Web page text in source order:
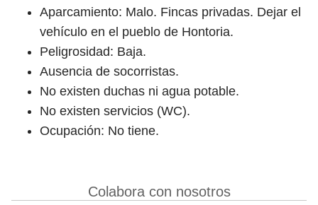
Aparcamiento: Malo. Fincas privadas. Dejar el
vehículo en el pueblo de Hontoria.
Peligrosidad: Baja.
Ausencia de socorristas.
No existen duchas ni agua potable.
No existen servicios (WC).
Ocupación: No tiene.
Colabora con nosotros